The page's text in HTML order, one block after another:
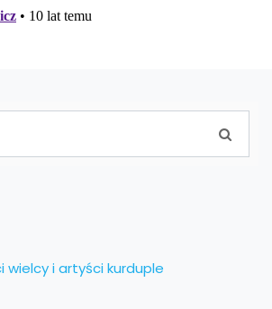
wielcy i artyści kurduple